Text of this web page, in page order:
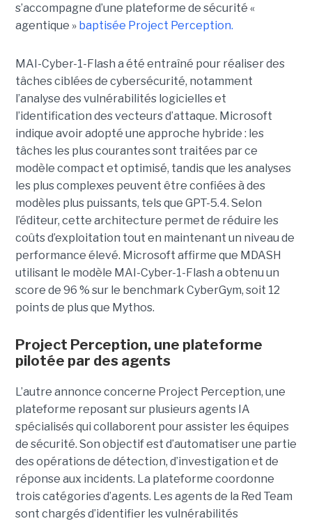
s’accompagne d’une plateforme de sécurité «
agentique » baptisée Project Perception.
MAI-Cyber-1-Flash a été entraîné pour réaliser des
tâches ciblées de cybersécurité, notamment
l’analyse des vulnérabilités logicielles et
l’identification des vecteurs d’attaque. Microsoft
indique avoir adopté une approche hybride : les
tâches les plus courantes sont traitées par ce
modèle compact et optimisé, tandis que les analyses
les plus complexes peuvent être confiées à des
modèles plus puissants, tels que GPT-5.4. Selon
l’éditeur, cette architecture permet de réduire les
coûts d’exploitation tout en maintenant un niveau de
performance élevé. Microsoft affirme que MDASH
utilisant le modèle MAI-Cyber-1-Flash a obtenu un
score de 96 % sur le benchmark CyberGym, soit 12
points de plus que Mythos.
Project Perception, une plateforme
pilotée par des agents
L’autre annonce concerne Project Perception, une
plateforme reposant sur plusieurs agents IA
spécialisés qui collaborent pour assister les équipes
de sécurité. Son objectif est d’automatiser une partie
des opérations de détection, d’investigation et de
réponse aux incidents. La plateforme coordonne
trois catégories d’agents. Les agents de la Red Team
sont chargés d’identifier les vulnérabilités